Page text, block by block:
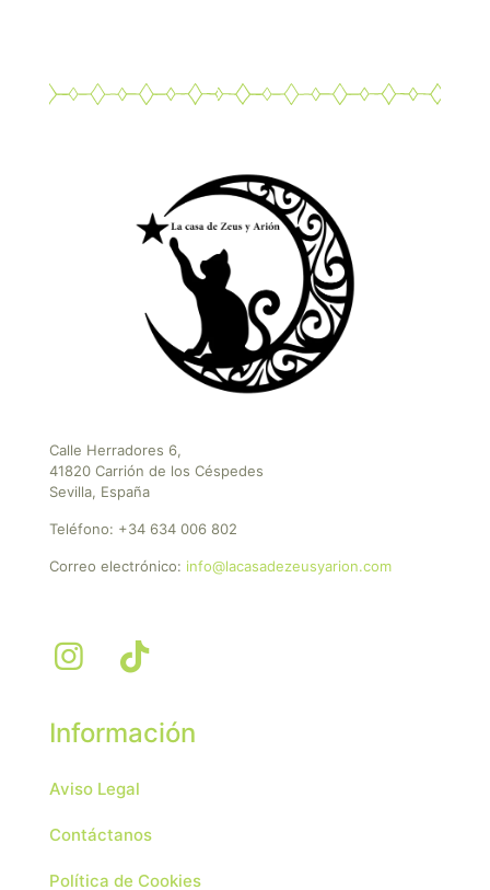
Calle Herradores 6,
41820 Carrión de los Céspedes
Sevilla, España
Teléfono: +34 634 006 802
Correo electrónico: info@lacasadezeusyarion.com
Información
Aviso Legal
Contáctanos
Política de Cookies